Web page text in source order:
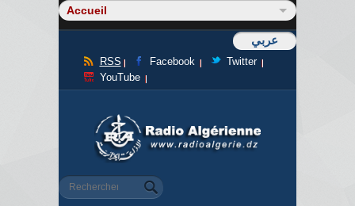
عربي
RSS Facebook
Twitter
YouTube
Formulaire de recherche
Rechercher